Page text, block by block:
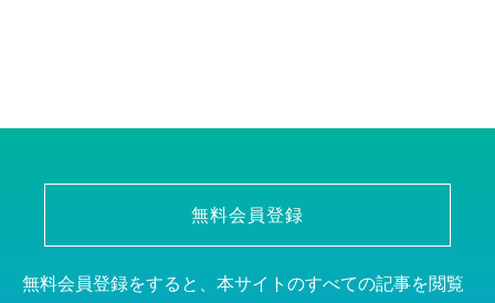
無料会員登録
無料会員登録をすると、本サイトのすべての記事を閲覧